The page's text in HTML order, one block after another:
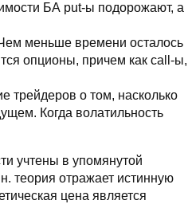
БА put-ы подорожают, а
меньше времени осталось
опционы, причем как call-ы,
трейдеров о том, насколько
Когда волатильность
учтены в упомянутой
теория отражает истинную
цена является